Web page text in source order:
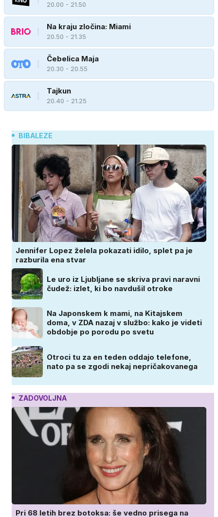
20.00 - 21.50
Na kraju zločina: Miami
20.50 - 21.35
Čebelica Maja
20.30 - 20.55
Tajkun
20.40 - 21.25
BIBALEZE
Jennifer Lopez želela pokazati idilo, splet pa je
razburila ena stvar
Le uro iz Ljubljane se skriva pravi naravni
čudež: izlet, ki bo navdušil otroke
Na Japonskem k mami, na Kitajskem
doma, v ZDA nazaj v službo: kako je videti
obdobje po porodu po svetu
Otroci tu za en teden oddajo telefone,
nato pa se zgodi nekaj nepričakovanega
ZADOVOLJNA
Pri 68 letih brez botoksa: še vedno prisega na